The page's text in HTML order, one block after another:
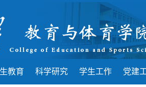
教育 科学研究 学生工作 党建